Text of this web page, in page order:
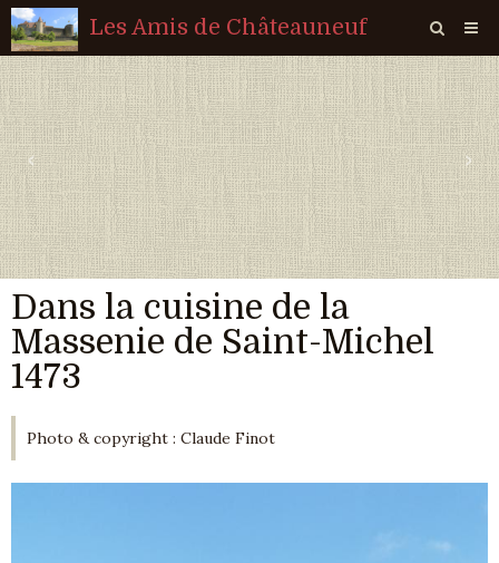
Les Amis de Châteauneuf
Page d'accueil
Livre d'or
Agenda
Quiz
Vidéos
Album
Contact
Sondages
‹ ›
Dans la cuisine de la
Massenie de Saint-Michel
1473
Photo & copyright : Claude Finot